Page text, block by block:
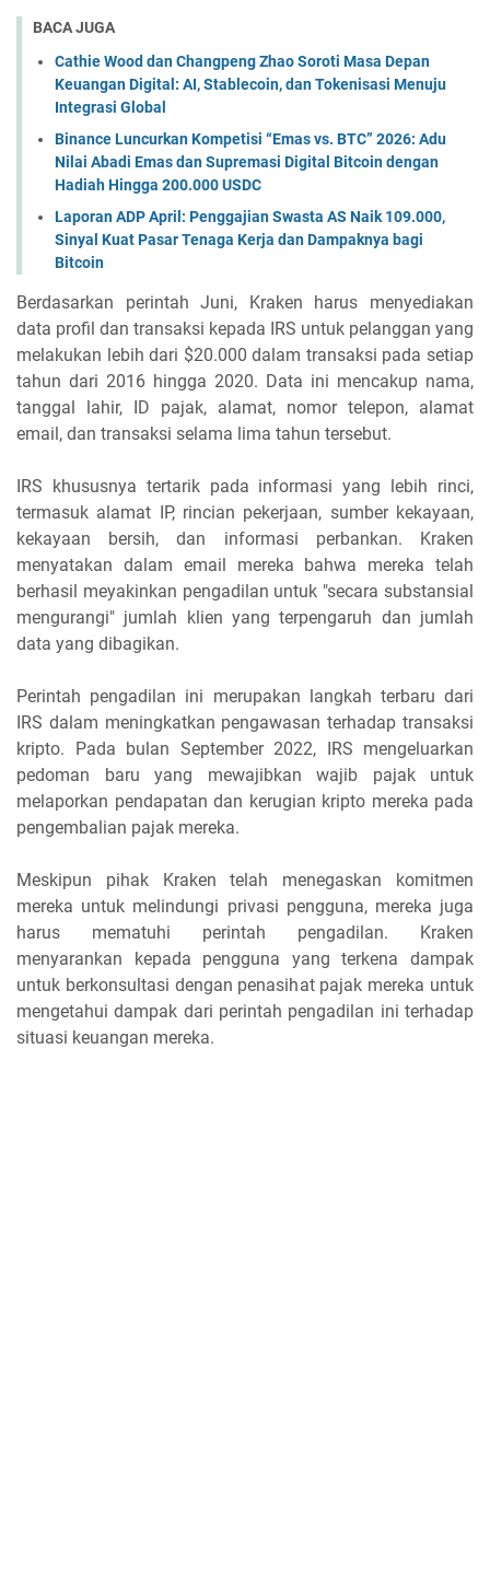
BACA JUGA
Cathie Wood dan Changpeng Zhao Soroti Masa Depan
Keuangan Digital: AI, Stablecoin, dan Tokenisasi Menuju
Integrasi Global
Binance Luncurkan Kompetisi “Emas vs. BTC” 2026: Adu
Nilai Abadi Emas dan Supremasi Digital Bitcoin dengan
Hadiah Hingga 200.000 USDC
Laporan ADP April: Penggajian Swasta AS Naik 109.000,
Sinyal Kuat Pasar Tenaga Kerja dan Dampaknya bagi
Bitcoin
Berdasarkan perintah Juni, Kraken harus menyediakan
data profil dan transaksi kepada IRS untuk pelanggan yang
melakukan lebih dari $20.000 dalam transaksi pada setiap
tahun dari 2016 hingga 2020. Data ini mencakup nama,
tanggal lahir, ID pajak, alamat, nomor telepon, alamat
email, dan transaksi selama lima tahun tersebut.
IRS khususnya tertarik pada informasi yang lebih rinci,
termasuk alamat IP, rincian pekerjaan, sumber kekayaan,
kekayaan bersih, dan informasi perbankan. Kraken
menyatakan dalam email mereka bahwa mereka telah
berhasil meyakinkan pengadilan untuk "secara substansial
mengurangi" jumlah klien yang terpengaruh dan jumlah
data yang dibagikan.
Perintah pengadilan ini merupakan langkah terbaru dari
IRS dalam meningkatkan pengawasan terhadap transaksi
kripto. Pada bulan September 2022, IRS mengeluarkan
pedoman baru yang mewajibkan wajib pajak untuk
melaporkan pendapatan dan kerugian kripto mereka pada
pengembalian pajak mereka.
Meskipun pihak Kraken telah menegaskan komitmen
mereka untuk melindungi privasi pengguna, mereka juga
harus mematuhi perintah pengadilan. Kraken
menyarankan kepada pengguna yang terkena dampak
untuk berkonsultasi dengan penasihat pajak mereka untuk
mengetahui dampak dari perintah pengadilan ini terhadap
situasi keuangan mereka.